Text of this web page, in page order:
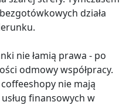
działa
nie łamią prawa - po
odmowy współpracy.
nie mają
finansowych w